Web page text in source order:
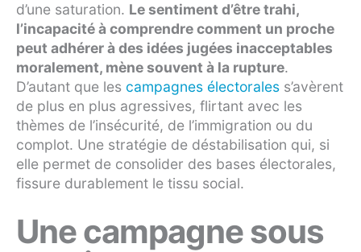
d’une saturation. Le sentiment d’être trahi,
l’incapacité à comprendre comment un proche
peut adhérer à des idées jugées inacceptables
moralement, mène souvent à la rupture.
D’autant que les campagnes électorales s’avèrent
de plus en plus agressives, flirtant avec les
thèmes de l’insécurité, de l’immigration ou du
complot. Une stratégie de déstabilisation qui, si
elle permet de consolider des bases électorales,
fissure durablement le tissu social.
Une campagne sous